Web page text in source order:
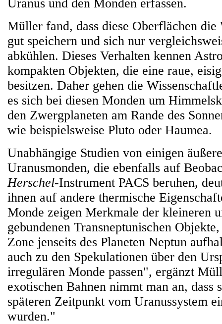
Uranus und den Monden erfassen.
Müller fand, dass diese Oberflächen die
gut speichern und sich nur
abkühlen. Dieses Verhalten kennen
kompakten Objekten, die eine raue,
besitzen. Daher gehen die
es sich bei diesen Monden um
den Zwergplaneten am Rande des
wie beispielsweise Pluto oder Haumea.
Unabhängige Studien von einigen
Uranusmonden, die ebenfalls auf
Herschel-Instrument PACS beruhen,
ihnen auf andere thermische
Monde zeigen Merkmale der kleineren
gebundenen Transneptunischen
Zone jenseits des Planeten Neptun
auch zu den Spekulationen über den
irregulären Monde passen", ergänzt
exotischen Bahnen nimmt man an, dass
späteren Zeitpunkt vom Uranussystem
wurden."